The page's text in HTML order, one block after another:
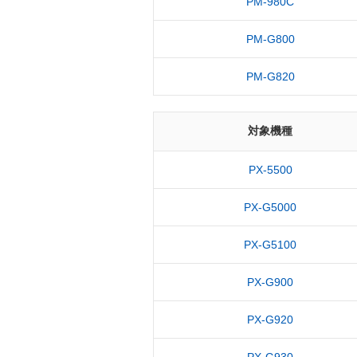
PM-G800
PM-G820
対象機種
PX-5500
PX-G5000
PX-G5100
PX-G900
PX-G920